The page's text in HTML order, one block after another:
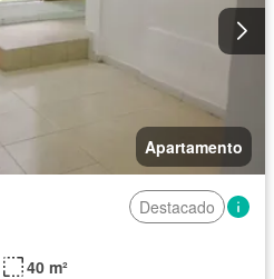
Apartamento
Destacado
40 m²